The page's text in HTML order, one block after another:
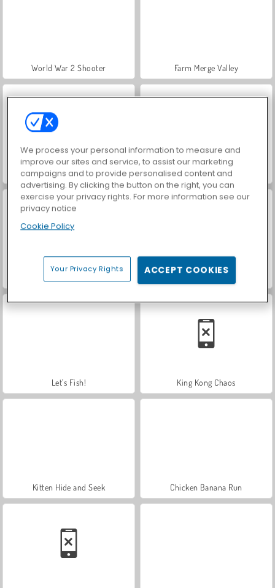
World War 2 Shooter Farm Merge Valley
ASMR Makeover & Makeup Studio Car Parking City Duel
Let's Fish! King Kong Chaos
Kitten Hide and Seek Chicken Banana Run
We process your personal information to measure and
improve our sites and service, to assist our marketing
campaigns and to provide personalised content and
advertising. By clicking the button on the right, you can
exercise your privacy rights. For more information see our
privacy notice
Cookie Policy
Your Privacy Rights ACCEPT COOKIES